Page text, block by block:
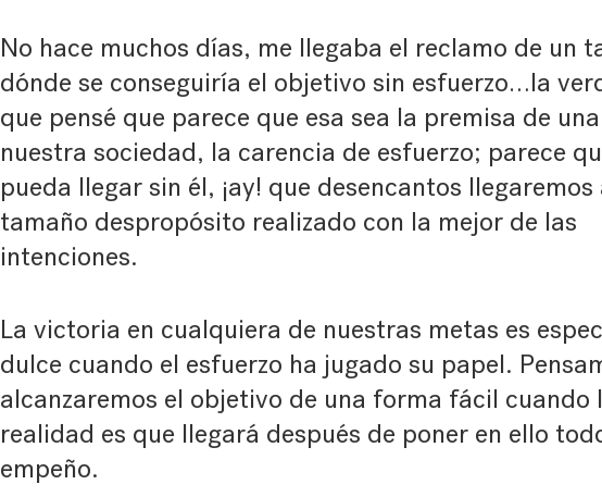
No hace muchos días, me llegaba el reclamo de un
dónde se conseguiría el objetivo sin esfuerzo…la
que pensé que parece que esa sea la premisa de
nuestra sociedad, la carencia de esfuerzo; parece
pueda llegar sin él, ¡ay! que desencantos
tamaño despropósito realizado con la mejor de las
intenciones.
La victoria en cualquiera de nuestras metas es
dulce cuando el esfuerzo ha jugado su papel.
alcanzaremos el objetivo de una forma fácil cuando
realidad es que llegará después de poner en ello
empeño.